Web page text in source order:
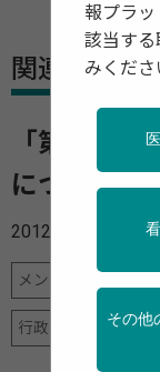
関連資料・
「第60回
について」
2012年10月22日
メンタルヘルス
行政・団体の関連
報プラッ
該当する
みくださ
その他